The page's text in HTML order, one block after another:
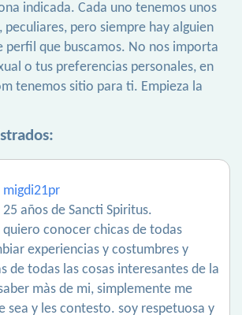
indicada. Cada uno tenemos unos
peculiares, pero siempre hay alguien
perfil que buscamos. No nos importa
o tus preferencias personales, en
tenemos sitio para ti. Empieza la
migdi21pr
25 años de Sancti Spiritus.
quiero conocer chicas de todas
experiencias y costumbres y
de todas las cosas interesantes de la
màs de mi, simplemente me
sea y les contesto. soy respetuosa y